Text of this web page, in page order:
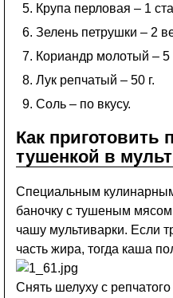
Крупа перловая – 1
Зелень петрушки – 2
Кориандр молотый – 5
Лук репчатый – 50 г.
Соль – по вкусу.
Как приготовить
тушенкой в
Специальным
баночку с тушеным
чашу мультиварки. Если
часть жира, тогда каша
Снять шелуху с